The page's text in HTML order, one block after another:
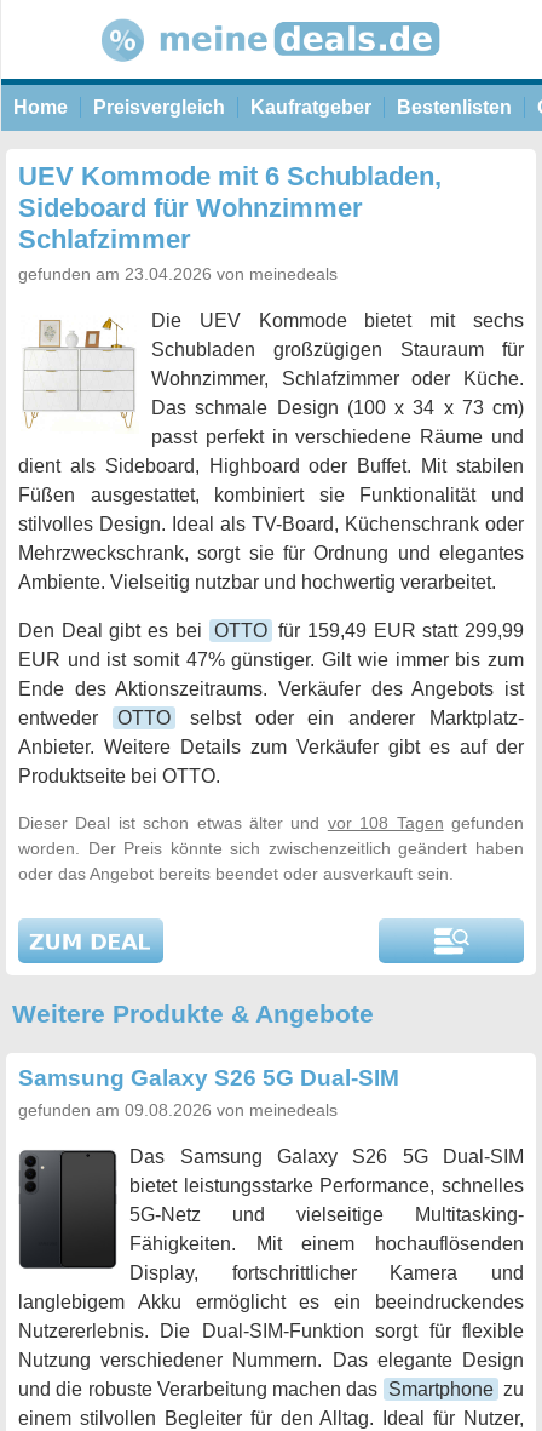
Home Preisvergleich Kaufratgeber Bestenlisten
UEV Kommode mit 6 Schubladen,
Sideboard für Wohnzimmer
Schlafzimmer
gefunden am 23.04.2026 von meinedeals
Die UEV Kommode bietet mit sechs
Schubladen großzügigen Stauraum für
Wohnzimmer, Schlafzimmer oder Küche.
Das schmale Design (100 x 34 x 73 cm)
passt perfekt in verschiedene Räume und
dient als Sideboard, Highboard oder Buffet. Mit stabilen
Füßen ausgestattet, kombiniert sie Funktionalität und
stilvolles Design. Ideal als TV-Board, Küchenschrank oder
Mehrzweckschrank, sorgt sie für Ordnung und elegantes
Ambiente. Vielseitig nutzbar und hochwertig verarbeitet.
Den Deal gibt es bei OTTO für 159,49 EUR statt 299,99
EUR und ist somit 47% günstiger. Gilt wie immer bis zum
Ende des Aktionszeitraums. Verkäufer des Angebots ist
entweder
OTTO
selbst oder ein anderer Marktplatz-
Anbieter. Weitere Details zum Verkäufer gibt es auf der
Produktseite bei OTTO.
Dieser Deal ist schon etwas älter und vor 108 Tagen gefunden
worden. Der Preis könnte sich zwischenzeitlich geändert haben
oder das Angebot bereits beendet oder ausverkauft sein.
Weitere Produkte & Angebote
Samsung Galaxy S26 5G Dual-SIM
gefunden am 09.08.2026 von meinedeals
Das Samsung Galaxy S26 5G Dual-SIM
bietet leistungsstarke Performance, schnelles
5G-Netz und vielseitige Multitasking-
Fähigkeiten. Mit einem hochauflösenden
Display, fortschrittlicher Kamera und
langlebigem Akku ermöglicht es ein beeindruckendes
Nutzererlebnis. Die Dual-SIM-Funktion sorgt für flexible
Nutzung verschiedener Nummern. Das elegante Design
und die robuste Verarbeitung machen das Smartphone zu
einem stilvollen Begleiter für den Alltag. Ideal für Nutzer,